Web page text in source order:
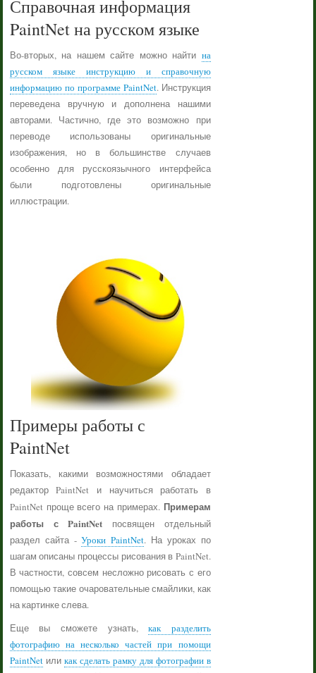
Справочная информация
PaintNet на русском языке
Во-вторых, на нашем сайте можно найти на
русском языке инструкцию и справочную
информацию по программе PaintNet. Инструкция
переведена вручную и дополнена нашими
авторами. Частично, где это возможно при
переводе использованы оригинальные
изображения, но в большинстве случаев
особенно для русскоязычного интерфейса
были подготовлены оригинальные
иллюстрации.
Примеры работы с
PaintNet
Показать, какими возможностями обладает
редактор PaintNet и научиться работать в
PaintNet проще всего на примерах. Примерам
работы с PaintNet посвящен отдельный
раздел сайта -Уроки PaintNet. На уроках по
шагам описаны процессы рисования в PaintNet.
В частности, совсем несложно рисовать с его
помощью такие очаровательные смайлики, как
на картинке слева.
Еще вы сможете узнать,как разделить
фотографию на несколько частей при помощи
PaintNetили как сделать рамку для фотографии в